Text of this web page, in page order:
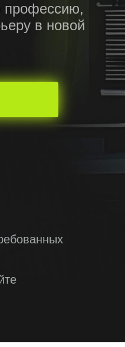
профессию,
в новой